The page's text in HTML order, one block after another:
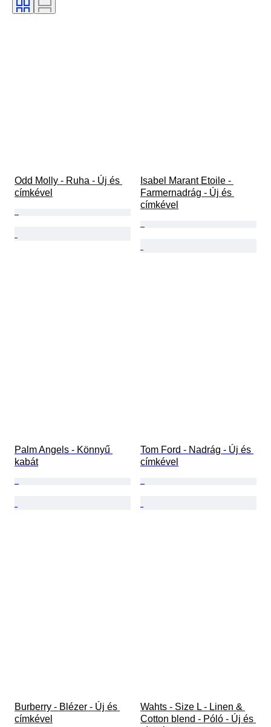
Inggallér mérete
Odd Molly - Ruha - Új és
címkével
Isabel Marant Etoile -
Farmernadrág - Új és
címkével
Palm Angels - Könnyű
kabát
Tom Ford - Nadrág - Új és
címkével
Burberry - Blézer - Új és
címkével
Wahts - Size L - Linen &
Cotton blend - Póló - Új és